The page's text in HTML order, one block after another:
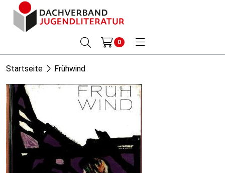
0
Startseite Frühwind